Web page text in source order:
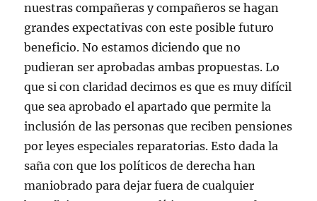
nuestras compañeras y compañeros se hagan
grandes expectativas con este posible futuro
beneficio. No estamos diciendo que no
pudieran ser aprobadas ambas propuestas. Lo
que si con claridad decimos es que es muy difícil
que sea aprobado el apartado que permite la
inclusión de las personas que reciben pensiones
por leyes especiales reparatorias. Esto dada la
saña con que los políticos de derecha han
maniobrado para dejar fuera de cualquier